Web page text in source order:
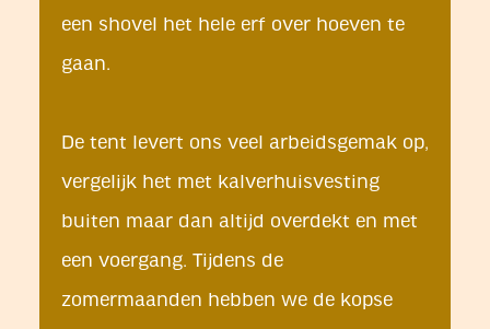
een shovel het hele erf over hoeven te
gaan.
De tent levert ons veel arbeidsgemak op,
vergelijk het met kalverhuisvesting
buiten maar dan altijd overdekt en met
een voergang. Tijdens de
zomermaanden hebben we de kopse